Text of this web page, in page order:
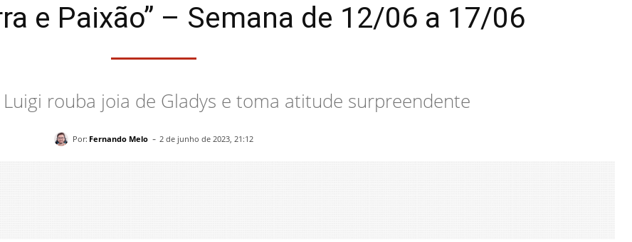
e Paixão” – Semana de 12/06 a 17/06
rouba joia de Gladys e toma atitude surpreendente
Por: Fernando Melo - 2 de junho de 2023, 21:12